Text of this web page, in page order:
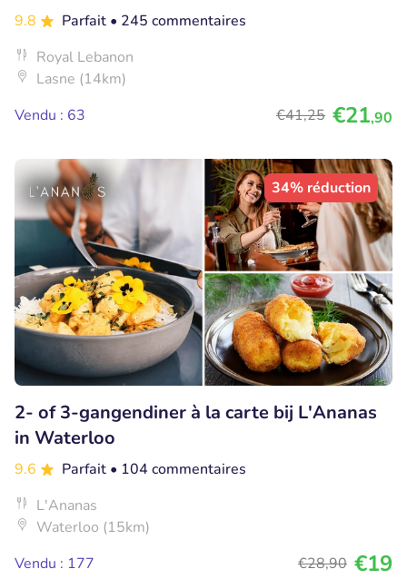
9.8
Parfait • 245 commentaires
Royal Lebanon
Lasne (14km)
Vendu : 63
€41,25 €21,90
34% réduction
2- of 3-gangendiner à la carte bij L'Ananas
in Waterloo
9.6 Parfait • 104 commentaires
L'Ananas
Waterloo (15km)
Vendu : 177
€28,90 €19